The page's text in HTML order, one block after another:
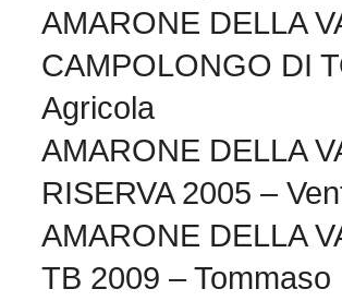
AMARONE DELLA
CAMPOLONGO DI
Agricola
AMARONE DELLA
RISERVA 2005 –
AMARONE DELLA
TB 2009 – Tommaso